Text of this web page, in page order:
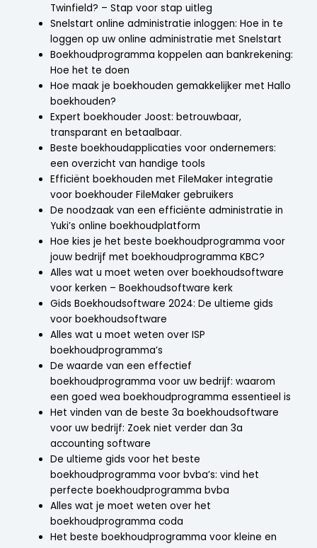
Twinfield? – Stap voor stap uitleg
Snelstart online administratie inloggen: Hoe in te
loggen op uw online administratie met Snelstart
Boekhoudprogramma koppelen aan bankrekening:
Hoe het te doen
Hoe maak je boekhouden gemakkelijker met Hallo
boekhouden?
Expert boekhouder Joost: betrouwbaar,
transparant en betaalbaar.
Beste boekhoudapplicaties voor ondernemers:
een overzicht van handige tools
Efficiënt boekhouden met FileMaker integratie
voor boekhouder FileMaker gebruikers
De noodzaak van een efficiënte administratie in
Yuki’s online boekhoudplatform
Hoe kies je het beste boekhoudprogramma voor
jouw bedrijf met boekhoudprogramma KBC?
Alles wat u moet weten over boekhoudsoftware
voor kerken – Boekhoudsoftware kerk
Gids Boekhoudsoftware 2024: De ultieme gids
voor boekhoudsoftware
Alles wat u moet weten over ISP
boekhoudprogramma’s
De waarde van een effectief
boekhoudprogramma voor uw bedrijf: waarom
een goed wea boekhoudprogramma essentieel is
Het vinden van de beste 3a boekhoudsoftware
voor uw bedrijf: Zoek niet verder dan 3a
accounting software
De ultieme gids voor het beste
boekhoudprogramma voor bvba’s: vind het
perfecte boekhoudprogramma bvba
Alles wat je moet weten over het
boekhoudprogramma coda
Het beste boekhoudprogramma voor kleine en